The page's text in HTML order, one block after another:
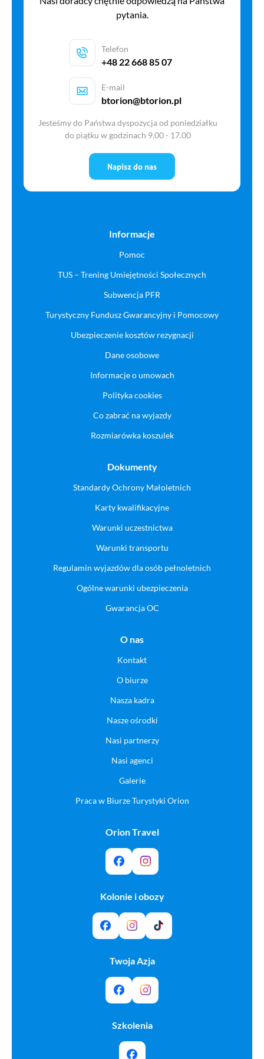
pytania.
Telefon
+48 22 668 85 07
E-mail
btorion@btorion.pl
Jesteśmy do Państwa dyspozycja od poniedziałku
do piątku w godzinach 9.00 - 17.00
Napisz do nas
Informacje
Pomoc
TUS – Trening Umiejętności Społecznych
Subwencja PFR
Turystyczny Fundusz Gwarancyjny i Pomocowy
Ubezpieczenie kosztów rezygnacji
Dane osobowe
Informacje o umowach
Polityka cookies
Co zabrać na wyjazdy
Rozmiarówka koszulek
Dokumenty
Standardy Ochrony Małoletnich
Karty kwalifikacyjne
Warunki uczestnictwa
Warunki transportu
Regulamin wyjazdów dla osób pełnoletnich
Ogólne warunki ubezpieczenia
Gwarancja OC
O nas
Kontakt
O biurze
Nasza kadra
Nasze ośrodki
Nasi partnerzy
Nasi agenci
Galerie
Praca w Biurze Turystyki Orion
Orion Travel
Kolonie i obozy
Twoja Azja
Szkolenia